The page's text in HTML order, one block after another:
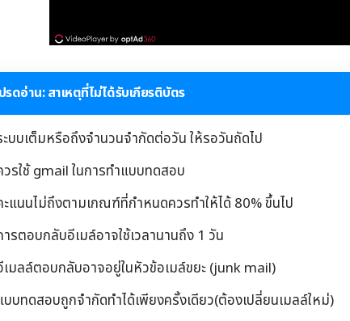
รดอ่าน: สาเหตุที่ไม่ได้รับเกียรติบัตร
ะบบเต็มหรือถึงจำนวนจำกัดต่อวัน ให้รอวันถัดไป
วรใช้ gmail ในการทำแบบทดสอบ
ะแนนไม่ถึงตามเกณฑ์ที่กำหนดควรทำให้ได้ 80% ขึ้นไป
ารตอบกลับอีเมล์อาจใช้เวลานานถึง 1 วัน
เมลล์ตอบกลับอาจอยู่ในหัวข้อเมล์ขยะ (junk mail)
บบทดสอบถูกจำกัดทำได้เพียงครั้งเดียว(ต้องเปลี่ยนเมลล์ใหม่)